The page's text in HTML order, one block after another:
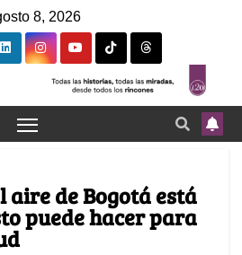
8, 2026
aire de Bogotá está
puede hacer para